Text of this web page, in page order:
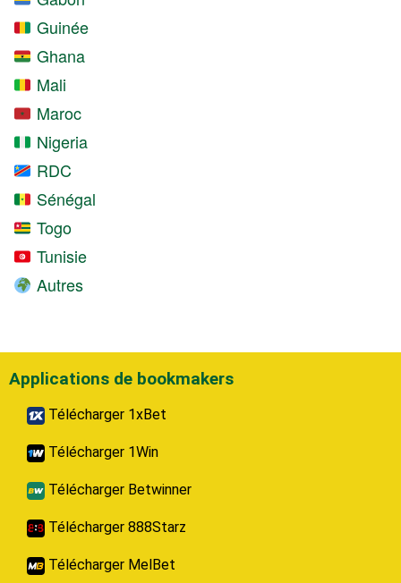
Guinée
Ghana
Mali
Maroc
Nigeria
RDC
Sénégal
Togo
Tunisie
Autres
Applications de bookmakers
Télécharger 1xBet
Télécharger 1Win
Télécharger Betwinner
Télécharger 888Starz
Télécharger MelBet